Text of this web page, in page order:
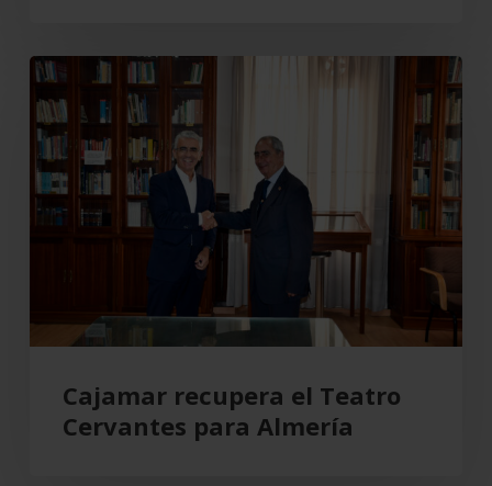
actividad
comercial
Cajamar
recupera
el
Teatro
Cervantes
para
Cajamar recupera el Teatro
Cervantes para Almería